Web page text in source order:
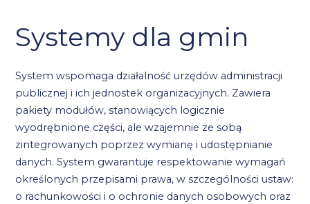
Systemy dla gmin
System wspomaga działalność urzędów administracji
publicznej i ich jednostek organizacyjnych. Zawiera
pakiety modułów, stanowiących logicznie
wyodrębnione części, ale wzajemnie ze sobą
zintegrowanych poprzez wymianę i udostępnianie
danych. System gwarantuje respektowanie wymagań
określonych przepisami prawa, w szczególności ustaw:
o rachunkowości i o ochronie danych osobowych oraz